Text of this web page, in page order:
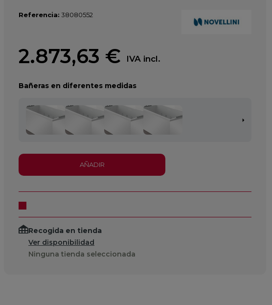
Referencia: 38080552
2.873,63 € IVA incl.
Bañeras en diferentes medidas
AÑADIR
Recogida en tienda
Ver disponibilidad
Ninguna tienda seleccionada